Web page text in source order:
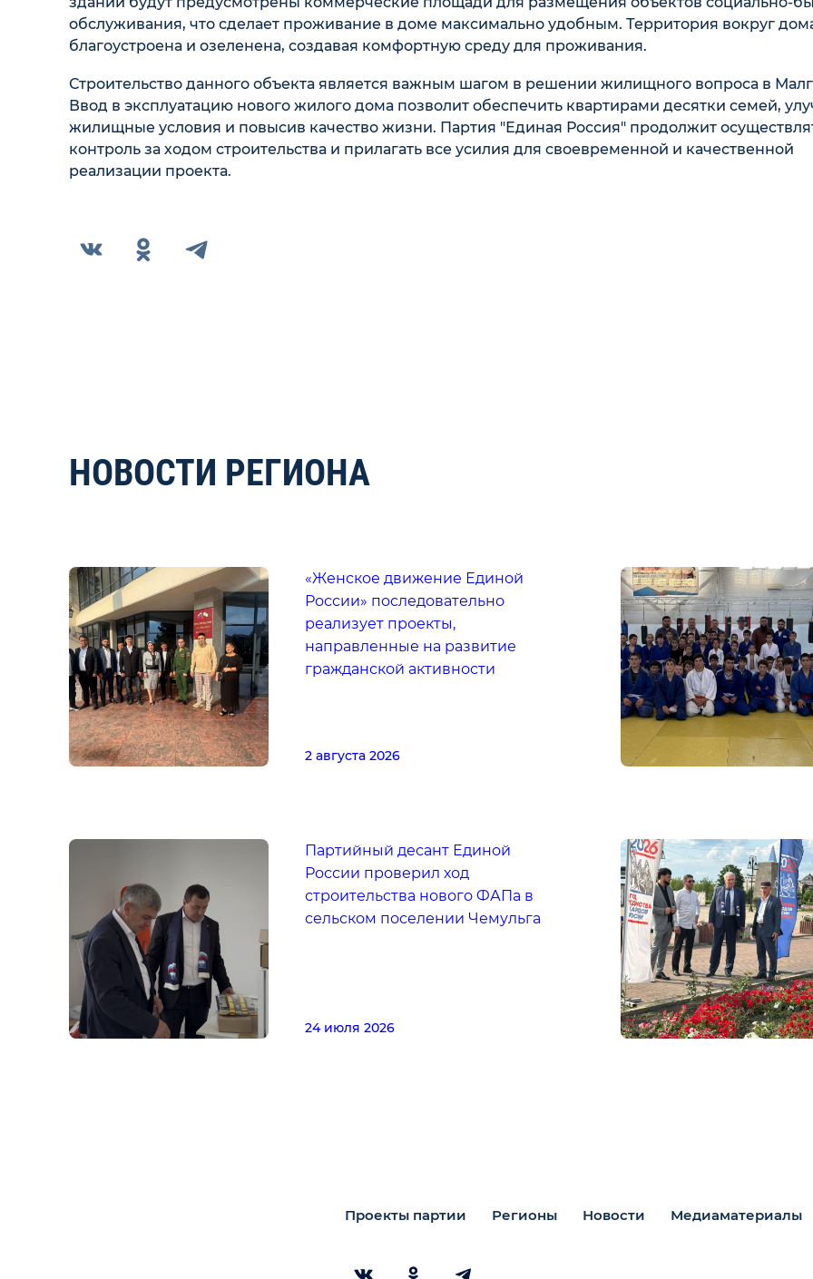
обслуживания, что сделает проживание в доме максимально удобным. Территория вокруг
благоустроена и озеленена, создавая комфортную среду для проживания.
Строительство данного объекта является важным шагом в решении жилищного вопроса в
Ввод в эксплуатацию нового жилого дома позволит обеспечить квартирами десятки семей,
жилищные условия и повысив качество жизни. Партия "Единая Россия" продолжит
контроль за ходом строительства и прилагать все усилия для своевременной и качественной
реализации проекта.
НОВОСТИ РЕГИОНА
«Женское движение Единой
России» последовательно
реализует проекты,
направленные на развитие
гражданской активности
2 августа 2026
Партийный десант Единой
России проверил ход
строительства нового ФАПа в
сельском поселении Чемульга
24 июля 2026
Проекты партии Регионы Новости Медиаматериалы